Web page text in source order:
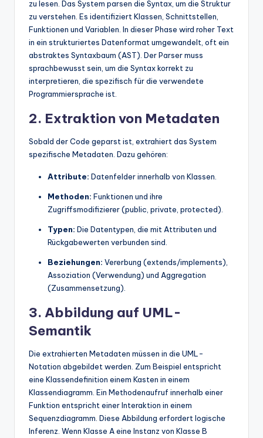
zu lesen. Das System parsen die Syntax, um die Struktur
zu verstehen. Es identifiziert Klassen, Schnittstellen,
Funktionen und Variablen. In dieser Phase wird roher Text
in ein strukturiertes Datenformat umgewandelt, oft ein
abstraktes Syntaxbaum (AST). Der Parser muss
sprachbewusst sein, um die Syntax korrekt zu
interpretieren, die spezifisch für die verwendete
Programmiersprache ist.
2. Extraktion von Metadaten
Sobald der Code geparst ist, extrahiert das System
spezifische Metadaten. Dazu gehören:
Attribute: Datenfelder innerhalb von Klassen.
Methoden: Funktionen und ihre
Zugriffsmodifizierer (public, private, protected).
Typen: Die Datentypen, die mit Attributen und
Rückgabewerten verbunden sind.
Beziehungen: Vererbung (extends/implements),
Assoziation (Verwendung) und Aggregation
(Zusammensetzung).
3. Abbildung auf UML-
Semantik
Die extrahierten Metadaten müssen in die UML-
Notation abgebildet werden. Zum Beispiel entspricht
eine Klassendefinition einem Kasten in einem
Klassendiagramm. Ein Methodenaufruf innerhalb einer
Funktion entspricht einer Interaktion in einem
Sequenzdiagramm. Diese Abbildung erfordert logische
Inferenz. Wenn Klasse A eine Instanz von Klasse B